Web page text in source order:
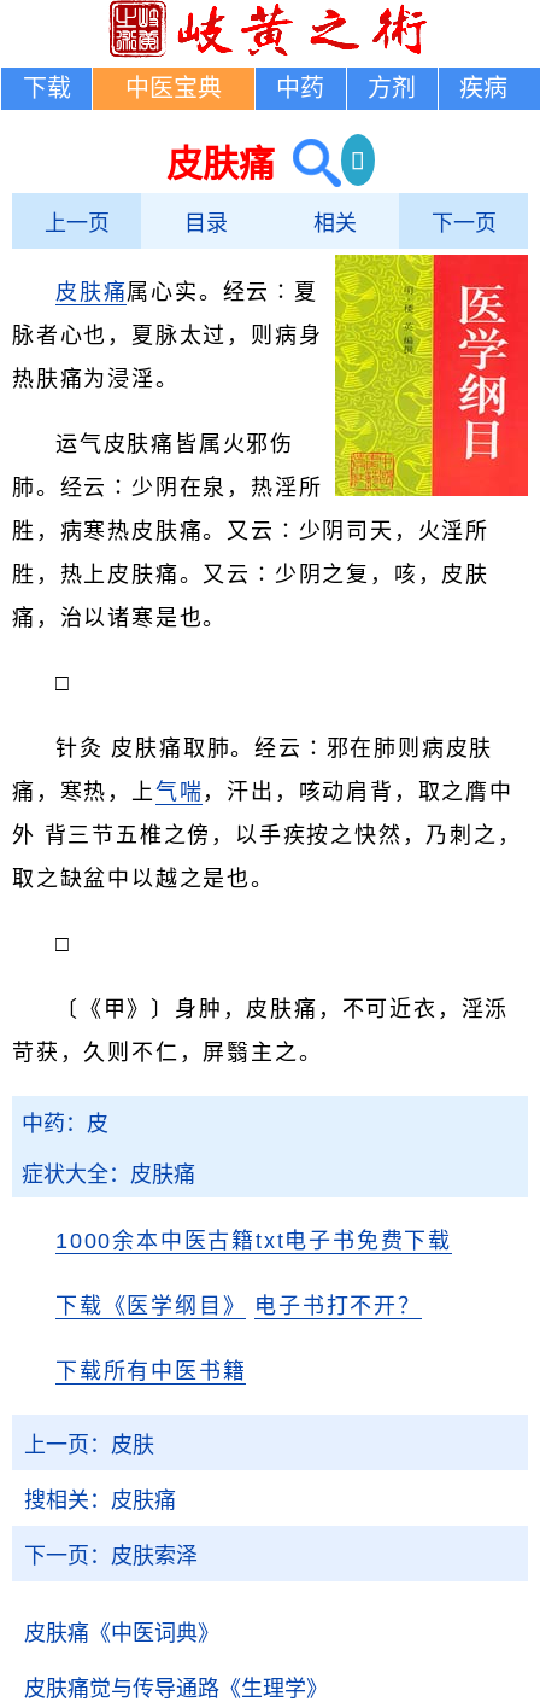
下载 中医宝典 中药 方剂 疾病
皮肤痛
上一页 目录 相关 下一页
皮肤痛属心实。经云∶夏
脉者心也，夏脉太过，则病身
热肤痛为浸淫。
运气皮肤痛皆属火邪伤
肺。经云∶少阴在泉，热淫所
胜，病寒热皮肤痛。又云∶少阴司天，火淫所
胜，热上皮肤痛。又云∶少阴之复，咳，皮肤
痛，治以诸寒是也。
□
针灸 皮肤痛取肺。经云∶邪在肺则病皮肤
痛，寒热，上气喘 ，汗出，咳动肩背，取之膺中
外 背三节五椎之傍，以手疾按之快然，乃刺之，
取之缺盆中以越之是也。
□
〔《甲》〕身肿，皮肤痛，不可近衣，淫泺
苛获，久则不仁，屏翳主之。
中药：皮
症状大全：皮肤痛
1000余本中医古籍txt电子书免费下载
下载《医学纲目》 电子书打不开？
下载所有中医书籍
上一页： 皮肤
搜相关： 皮肤痛
下一页： 皮肤索泽
皮肤痛 《中医词典》
皮肤痛觉与传导通路 《生理学》